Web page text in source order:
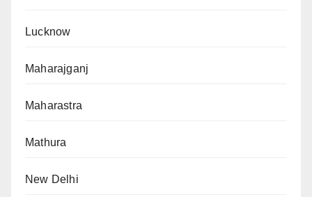
Lucknow
Maharajganj
Maharastra
Mathura
New Delhi